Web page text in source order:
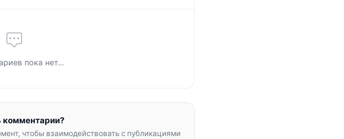
пока нет...
комментарии?
чтобы взаимодействовать с публикациями